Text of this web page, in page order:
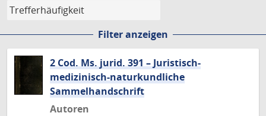
Filter anzeigen
2 Cod. Ms. jurid. 391 – Juristisch-
medizinisch-naturkundliche
Sammelhandschrift
Autoren